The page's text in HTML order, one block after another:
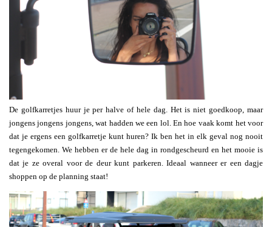
De golfkarretjes huur je per halve of hele dag. Het is niet goedkoop, maar
jongens jongens jongens, wat hadden we een lol. En hoe vaak komt het voor
dat je ergens een golfkarretje kunt huren? Ik ben het in elk geval nog nooit
tegengekomen. We hebben er de hele dag in rondgescheurd en het mooie is
dat je ze overal voor de deur kunt parkeren. Ideaal wanneer er een dagje
shoppen op de planning staat!